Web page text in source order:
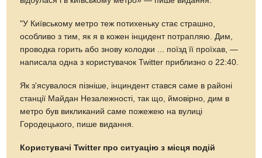
"У Київському метро теж потихеньку стає страшно,
особливо з тим, як я в кожен інцидент потрапляю. Дим,
проводка горить або знову колодки ... поїзд її проїхав, —
написала одна з користувачок Twitter приблизно о 22:40.
Як з'ясувалося пізніше, інциндент стався саме в районі
станції Майдан Незалежності, так що, ймовірно, дим в
метро був викликаний саме пожежею на вулиці
Городецького, пише видання.
Користувачі Twitter про ситуацію з місця подій